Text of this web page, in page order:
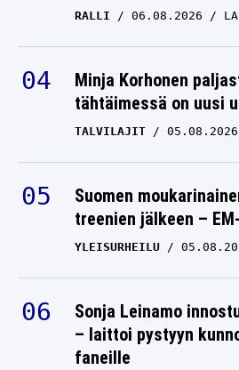
RALLI 06.08.2026
Minja Korhonen
tähtäimessä on uusi
TALVILAJIT 05.08.2026
Suomen
treenien jälkeen –
YLEISURHEILU
Sonja Leinamo
– laittoi pystyyn
faneille